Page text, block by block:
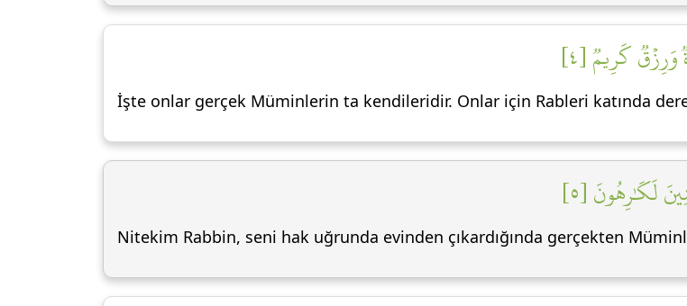
كَرِيمٞ [٤]
İşte onlar gerçek Müminlerin ta kendileridir. Onlar için Rableri katında
لَكَٰرِهُونَ [٥]
Nitekim Rabbin, seni hak uğrunda evinden çıkardığında gerçekten